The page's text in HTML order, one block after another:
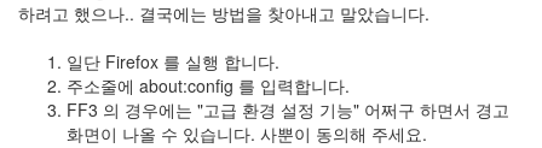
하려고 했으나.. 결국에는 방법을 찾아내고 말았습니다.
일단 Firefox 를 실행 합니다.
주소줄에 about:config 를 입력합니다.
FF3 의 경우에는 "고급 환경 설정 기능" 어쩌구 하면서 경고
화면이 나올 수 있습니다. 사뿐이 동의해 주세요.
녕
눅
스
42